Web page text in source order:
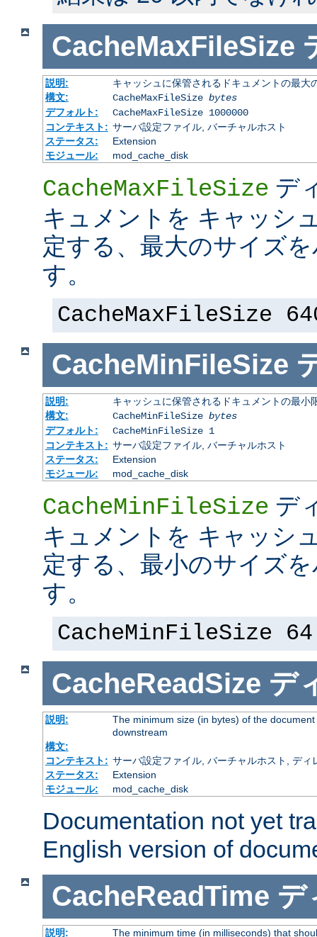
CacheMaxFileSize
説明:
キャッシュに保管されるドキュメントの最大
構文:
CacheMaxFileSize bytes
デフォルト:
CacheMaxFileSize 1000000
コンテキスト: サーバ設定ファイル, バーチャルホスト
ステータス:
Extension
モジュール:
mod_cache_disk
CacheMaxFileSize デ
キュメントを キャッシ
定する、最大のサイズ
す。
CacheMaxFileSize
CacheMinFileSize
説明:
キャッシュに保管されるドキュメントの最小
構文:
CacheMinFileSize bytes
デフォルト:
CacheMinFileSize 1
コンテキスト: サーバ設定ファイル, バーチャルホスト
ステータス:
Extension
モジュール:
mod_cache_disk
CacheMinFileSize デ
キュメントを キャッシ
定する、最小のサイズ
す。
CacheMinFileSize 64
CacheReadSize デ
説明:
The minimum size (in bytes) of the
downstream
構文:
コンテキスト: サーバ設定ファイル, バーチャルホスト, ディ
ステータス:
Extension
モジュール:
mod_cache_disk
Documentation not yet
English version of
CacheReadTime デ
説明:
The minimum time (in milliseconds) that